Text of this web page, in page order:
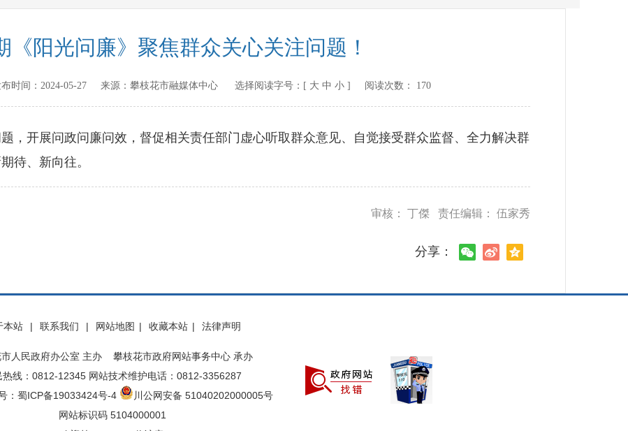
《阳光问廉》聚焦群众关心关注问题！
时间： 2024-05-27 来源： 攀枝花市融媒体中心 选择阅读字号：[ 大 中 小 ] 阅读次数： 170
开展问政问廉问效，督促相关责任部门虚心听取群众意见、自觉接受群众监督、全力解决群
待、新向往。
审核： 丁傑 责任编辑： 伍家秀
分享：
本站 | 联系我们 | 网站地图 | 收藏本站 | 法律声明
市人民政府办公室 主办 攀枝花市政府网站事务中心 承办
热线：0812-12345 网站技术维护电话：0812-3356287
：蜀ICP备19033424号-4
川公网安备 51040202000005号
网站标识码 5104000001